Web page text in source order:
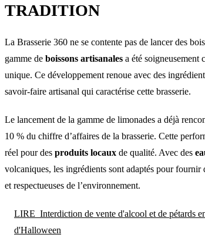
TRADITION
La Brasserie 360 ne se contente pas de lancer des
gamme de boissons artisanales a été soigneusement
unique. Ce développement renoue avec des
savoir-faire artisanal qui caractérise cette brasserie.
Le lancement de la gamme de limonades a déjà
10 % du chiffre d’affaires de la brasserie. Cette
réel pour des produits locaux de qualité. Avec des
volcaniques, les ingrédients sont adaptés pour fournir
et respectueuses de l’environnement.
LIRE Interdiction de vente d'alcool et de pétards
d'Halloween